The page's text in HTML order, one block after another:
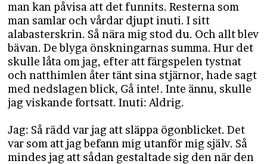
man kan påvisa att det funnits. Resterna som
man samlar och vårdar djupt inuti. I sitt
alabasterskrin. Så nära mig stod du. Och allt blev
bävan. De blyga önskningarnas summa. Hur det
skulle låta om jag, efter att färgspelen tystnat
och natthimlen åter tänt sina stjärnor, hade sagt
med nedslagen blick, Gå inte!. Inte ännu, skulle
jag viskande fortsatt. Inuti: Aldrig.
Jag: Så rädd var jag att släppa ögonblicket. Det
var som att jag befann mig utanför mig själv. Så
mindes jag att sådan gestaltade sig den när den